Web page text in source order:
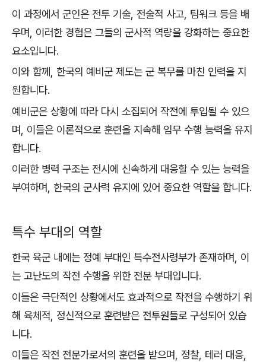
이 과정에서 군인은 전투 기술, 전술적 사고, 팀워크 등을 배
우며, 이러한 경험은 그들의 군사적 역량을 강화하는 중요한
요소입니다.
이와 함께, 한국의 예비군 제도는 군 복무를 마친 인력을 지
원합니다.
예비군은 상황에 따라 다시 소집되어 작전에 투입될 수 있으
며, 이들은 이론적으로 훈련을 지속해 임무 수행 능력을 유지
합니다.
이러한 병력 구조는 전시에 신속하게 대응할 수 있는 능력을
부여하며, 한국의 군사력 유지에 있어 중요한 역할을 합니다.
특수 부대의 역할
한국 육군 내에는 정예 부대인 특수전사령부가 존재하며, 이
는 고난도의 작전 수행을 위한 전문 부대입니다.
이들은 극단적인 상황에서도 효과적으로 작전을 수행하기 위
해 육체적, 정신적으로 훈련받은 전투원들로 구성되어 있습
니다.
이들은 작전 전문가로서의 훈련을 받으며, 정찰, 테러 대응,